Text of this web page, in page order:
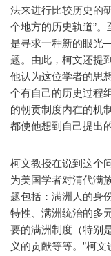
法来进行比较历史的
个地方的历史轨道”
是寻求一种新的眼光
题。由此，柯文还提
他认为这位学者的思
个有自己的历史过程
的朝贡制度内在的机
都使他想到自己提出
柯文教授在说到这个
为美国学者对清代满
题包括：满洲人的身
特性、满洲统治的多
要的满洲制度（特别
义的贡献等等。”柯